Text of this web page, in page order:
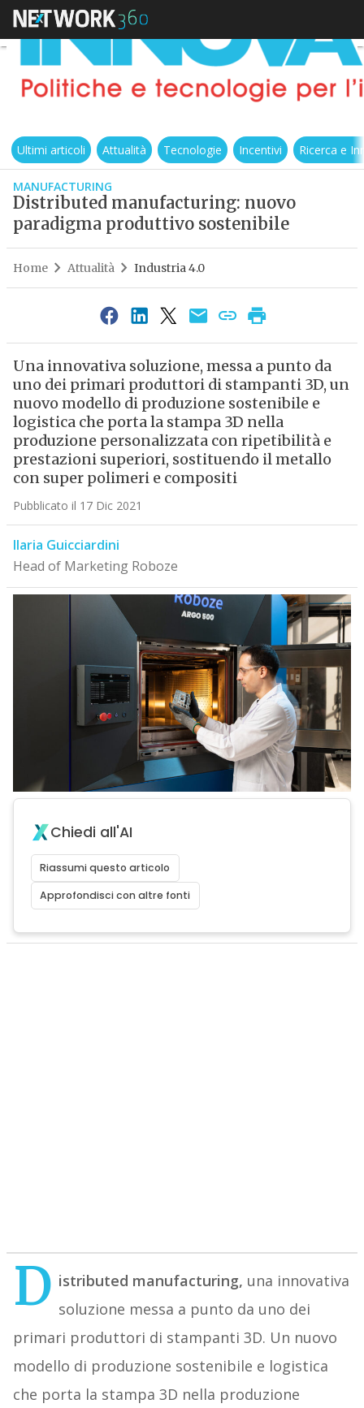
Ultimi articoli Attualità Tecnologie Incentivi Ricerca e
MANUFACTURING
Distributed manufacturing: nuovo
paradigma produttivo sostenibile
Home Attualità Industria 4.0
Una innovativa soluzione, messa a punto da
uno dei primari produttori di stampanti 3D, un
nuovo modello di produzione sostenibile e
logistica che porta la stampa 3D nella
produzione personalizzata con ripetibilità e
prestazioni superiori, sostituendo il metallo
con super polimeri e compositi
Pubblicato il 17 Dic 2021
Ilaria Guicciardini
Head of Marketing Roboze
Chiedi all'AI
Riassumi questo articolo
Approfondisci con altre fonti
D istributed manufacturing, una innovativa
soluzione messa a punto da uno dei
primari produttori di stampanti 3D. Un nuovo
modello di produzione sostenibile e logistica
che porta la stampa 3D nella produzione